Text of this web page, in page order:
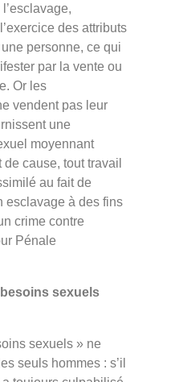
des attributs
personne, ce qui
par la vente ou
Or les
vendent pas leur
une
moyennant
cause, tout travail
au fait de
esclavage à des fins
crime contre
Pénale
sexuels
sexuels » ne
seuls hommes : s’il